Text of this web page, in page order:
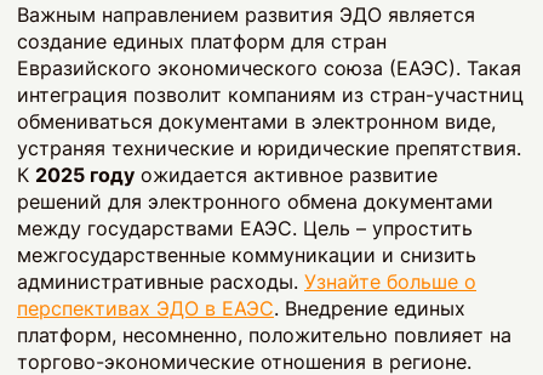
Важным направлением развития ЭДО является
создание единых платформ для стран
Евразийского экономического союза (ЕАЭС). Такая
интеграция позволит компаниям из стран-участниц
обмениваться документами в электронном виде,
устраняя технические и юридические препятствия.
К 2025 году ожидается активное развитие
решений для электронного обмена документами
между государствами ЕАЭС. Цель – упростить
межгосударственные коммуникации и снизить
административные расходы. Узнайте больше о
перспективах ЭДО в ЕАЭС. Внедрение единых
платформ, несомненно, положительно повлияет на
торгово-экономические отношения в регионе.